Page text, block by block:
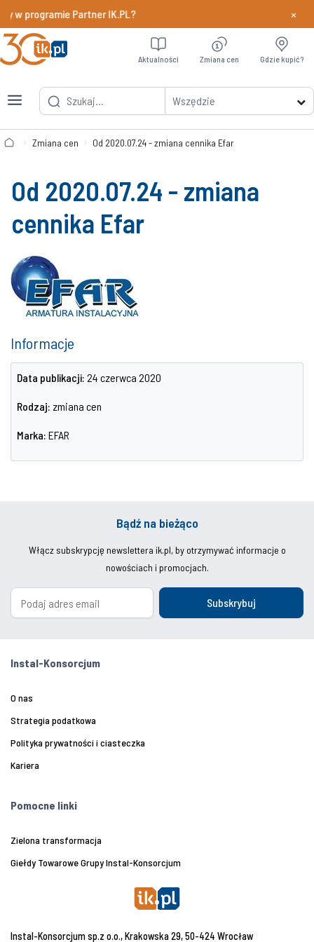
w programie Partner IK.PL? Dowiedz
×
Wszędzie
Aktualności Zmiana cen Gdzie kupić?
Zmiana cen Od 2020.07.24 - zmiana cennika Efar
Od 2020.07.24 - zmiana
cennika Efar
Informacje
Data publikacji: 24 czerwca 2020
Rodzaj: zmiana cen
Marka: EFAR
Bądź na bieżąco
Włącz subskrypcję newslettera ik.pl, by otrzymywać informacje o
nowościach i promocjach.
Subskrybuj
Instal-Konsorcjum
O nas
Strategia podatkowa
Polityka prywatności i ciasteczka
Kariera
Pomocne linki
Zielona transformacja
Giełdy Towarowe Grupy Instal-Konsorcjum
Instal-Konsorcjum sp.z o.o., Krakowska 29, 50-424 Wrocław